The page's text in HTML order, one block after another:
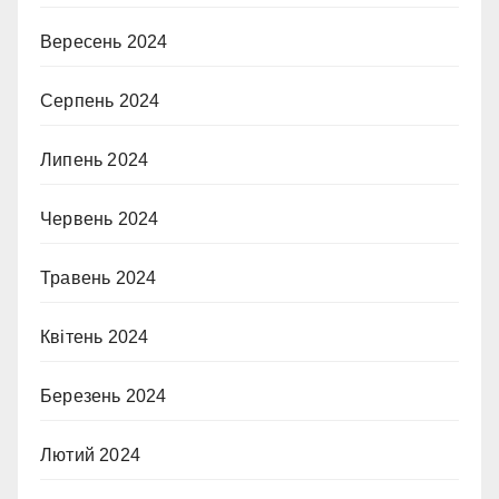
Вересень 2024
Серпень 2024
Липень 2024
Червень 2024
Травень 2024
Квітень 2024
Березень 2024
Лютий 2024